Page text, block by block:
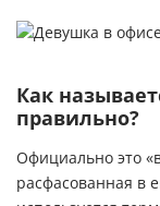
Как
правильно?
Официально это
расфасованная в